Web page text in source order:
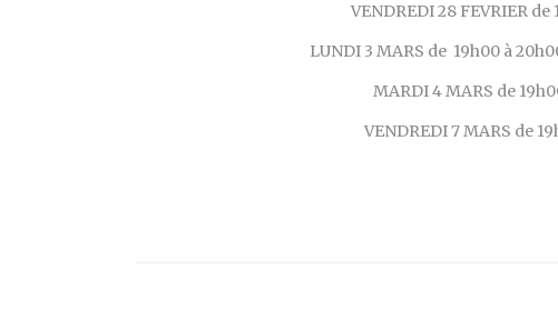
VENDREDI 28 FEVRIER
LUNDI 3 MARS de 19h00 à
MARDI 4 MARS de
VENDREDI 7 MARS de